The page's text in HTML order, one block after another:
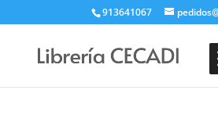
913641067